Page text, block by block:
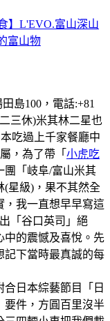
】L'EVO.富山深山
富山物
島100，電話:+81
三休)米其林二星也
吃過上千家餐廳中
，為了帶「 小虎吃
團「岐阜/富山米其
(星級)，果不其然全
，我一直想早早寫這
「谷口英司」絕
中的震憾及喜悅。先
記下當時最真誠的每
日本綜藝節目「日
要件，方圓百里沒半